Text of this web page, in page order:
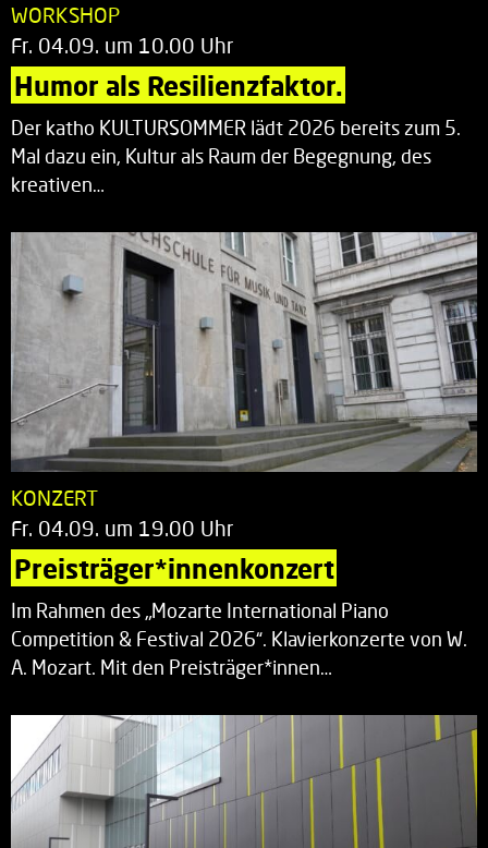
WORKSHOP
Fr. 04.09. um 10.00 Uhr
Humor als Resilienzfaktor.
Der katho KULTURSOMMER lädt 2026 bereits zum 5.
Mal dazu ein, Kultur als Raum der Begegnung, des
kreativen…
KONZERT
Fr. 04.09. um 19.00 Uhr
Preisträger*innenkonzert
Im Rahmen des „Mozarte International Piano
Competition & Festival 2026“. Klavierkonzerte von W.
A. Mozart. Mit den Preisträger*innen…